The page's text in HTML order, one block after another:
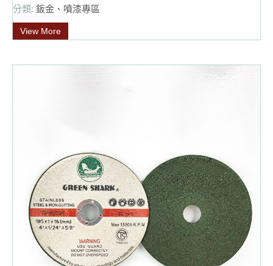
分類: 鈑金、噴漆專區
View More